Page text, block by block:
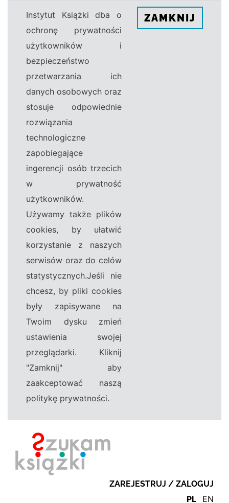
Instytut Książki dba o
ochronę prywatności
użytkowników i
bezpieczeństwo
przetwarzania ich
danych osobowych oraz
stosuje odpowiednie
rozwiązania
technologiczne
zapobiegające
ingerencji osób trzecich
w prywatność
użytkowników.
Używamy także plików
cookies, by ułatwić
korzystanie z naszych
serwisów oraz do celów
statystycznych.Jeśli nie
chcesz, by pliki cookies
były zapisywane na
Twoim dysku zmień
ustawienia swojej
przeglądarki. Kliknij
"Zamknij" aby
zaakceptować naszą
politykę prywatności.
ZAMKNIJ
ZAREJESTRUJ / ZALOGUJ
PL EN